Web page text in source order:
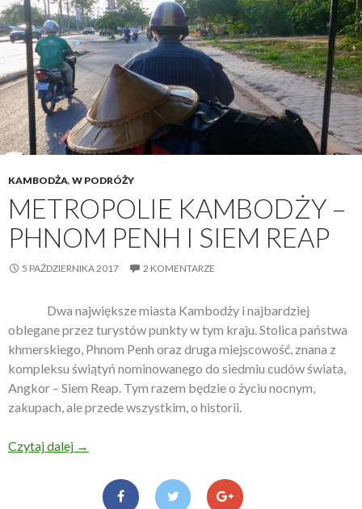
KAMBODŻA, W PODRÓŻY
METROPOLIE KAMBODŻY –
PHNOM PENH I SIEM REAP
5 PAŹDZIERNIKA 2017 2 KOMENTARZE
Dwa największe miasta Kambodży i najbardziej
oblegane przez turystów punkty w tym kraju. Stolica państwa
khmerskiego, Phnom Penh oraz druga miejscowość, znana z
kompleksu świątyń nominowanego do siedmiu cudów świata,
Angkor – Siem Reap. Tym razem będzie o życiu nocnym,
zakupach, ale przede wszystkim, o historii.
Czytaj dalej Metropolie Kambodży – Phnom Penh i Siem Reap
→